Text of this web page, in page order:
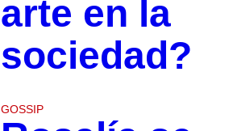
arte en la
sociedad?
GOSSIP